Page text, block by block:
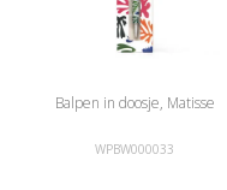
Balpen in doosje, Matisse
WPBW000033